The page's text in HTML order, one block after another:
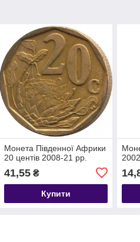
Монета Південної Африки
20 центів 2008-21 рр.
41,55₴
Купити